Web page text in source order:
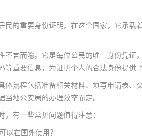
民的重要身份证明，在这个国家，它承
不言而喻。它是每位公民的唯一身份凭
等重要信息，为证明个人的合法身份提供了
体流程包括准备相关材料、填写申请表
当地公安局的办理效率而定。
，有一些常见问题值得注意：
以在国外使用？